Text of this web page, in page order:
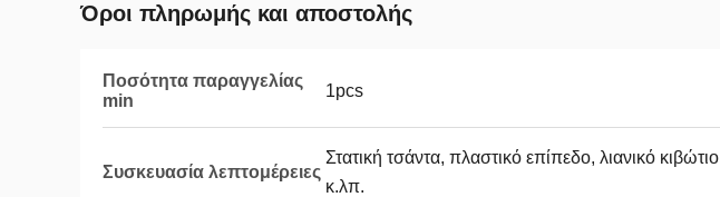
Όροι πληρωμής και αποστολής
Ποσότητα παραγγελίας
min
1pcs
Συσκευασία λεπτομέρειες
Στατική τσάντα, πλαστικό επίπεδο, λιανικό κιβώτιο
κ.λπ.